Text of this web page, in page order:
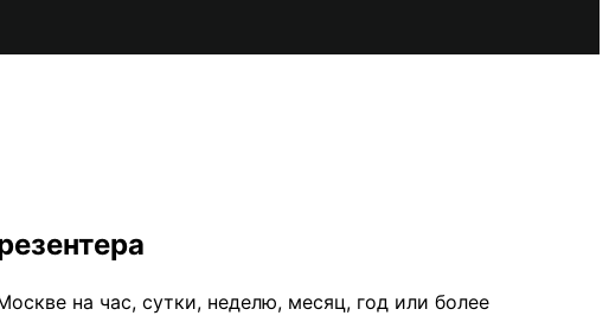
на час, сутки, неделю, месяц, год или более